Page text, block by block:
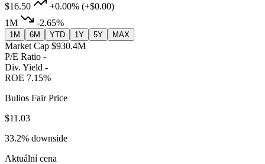
$16.50 +0.00% (+$0.00)
1M
-2.65%
1M 6M YTD 1Y 5Y MAX
Market Cap $930.4M
P/E Ratio -
Div. Yield -
ROE 7.15%
Bulios Fair Price
$11.03
33.2% downside
Aktuální cena